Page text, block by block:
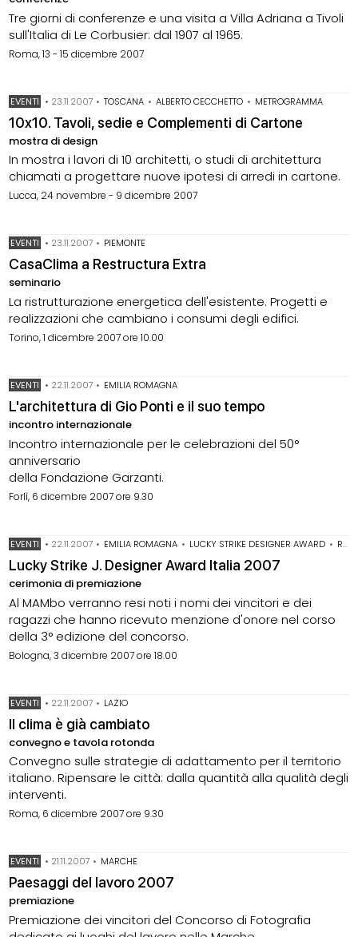
Tre giorni di conferenze e una visita a Villa Adriana a Tivoli
sull'Italia di Le Corbusier: dal 1907 al 1965.
Roma, 13 - 15 dicembre 2007
EVENTI • 23.11.2007 • TOSCANA • ALBERTO CECCHETTO • METROGRAMMA
10x10. Tavoli, sedie e Complementi di Cartone
mostra di design
In mostra i lavori di 10 architetti, o studi di architettura
chiamati a progettare nuove ipotesi di arredi in cartone.
Lucca, 24 novembre - 9 dicembre 2007
EVENTI • 23.11.2007 • PIEMONTE
CasaClima a Restructura Extra
seminario
La ristrutturazione energetica dell'esistente. Progetti e
realizzazioni che cambiano i consumi degli edifici.
Torino, 1 dicembre 2007 ore 10.00
EVENTI • 22.11.2007 • EMILIA ROMAGNA
L'architettura di Gio Ponti e il suo tempo
incontro internazionale
Incontro internazionale per le celebrazioni del 50°
anniversario
della Fondazione Garzanti.
Forlì, 6 dicembre 2007 ore 9.30
EVENTI • 22.11.2007 • EMILIA ROMAGNA • LUCKY STRIKE DESIGNER AWARD • RAYMOND LOEWY FOUNDATION
Lucky Strike J. Designer Award Italia 2007
cerimonia di premiazione
Al MAMbo verranno resi noti i nomi dei vincitori e dei
ragazzi che hanno ricevuto menzione d'onore nel corso
della 3° edizione del concorso.
Bologna, 3 dicembre 2007 ore 18.00
EVENTI • 22.11.2007 • LAZIO
Il clima è già cambiato
convegno e tavola rotonda
Convegno sulle strategie di adattamento per il territorio
italiano. Ripensare le città: dalla quantità alla qualità degli
interventi.
Roma, 6 dicembre 2007 ore 9.30
EVENTI • 21.11.2007 • MARCHE
Paesaggi del lavoro 2007
premiazione
Premiazione dei vincitori del Concorso di Fotografia